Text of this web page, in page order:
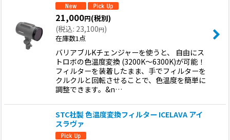
21,000円(税別)
(税込: 23,100円)
在庫数1点
バリアブルKチェンジャーを使うと、 自由にス
トロボの色温度変換 (3200K〜6300K)が可能！
フィルターを装着したまま、手でフィルターを
クルクルと回転させることで、色温度を簡単に
調整できます。&n…
STC社製 色温度変換フィルター ICELAVA アイ
スラヴァ